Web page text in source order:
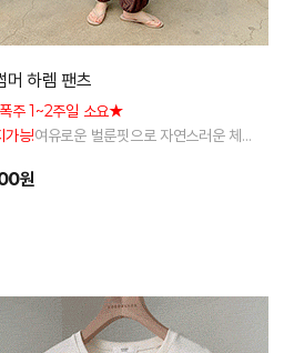
머 하렘 팬츠
주 1~2주일 소요★
능!여유로운 벌룬핏으로 자연스러운 체
원